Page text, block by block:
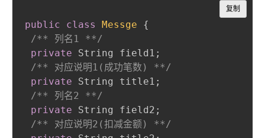
public class Messge
{
/** 列名1 **/
private String field1 ;
/** 对应说明1(成功笔数) **/
private String title1 ;
/** 列名2 **/
private String field2 ;
/** 对应说明2(扣减金额) **/
复制
Copy